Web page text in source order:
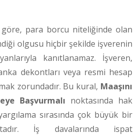
göre, para borcu niteliğinde olan
olgusu hiçbir şekilde işverenin
kanıtlanamaz. İşveren,
dekontları veya resmi hesap
zorundadır. Bu kural, Maaşını
Başvurmalı noktasında hak
sırasında çok büyük bir
İş davalarında ispat